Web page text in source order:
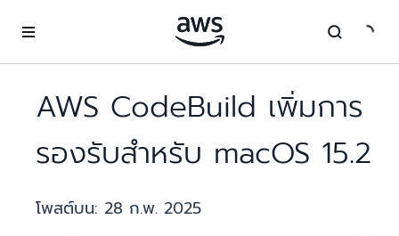
AWS CodeBuild เพิ่มการ
รองรับสำหรับ macOS 15.2
โพสต์บน: 28 ก.พ. 2025